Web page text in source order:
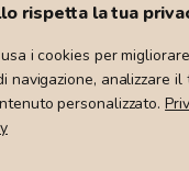
Via degli Abeti, 52
cookies|condizioni
su WhatsApp!
rispetta la tua
i cookies per
navigazione, analizzare
personalizzato.